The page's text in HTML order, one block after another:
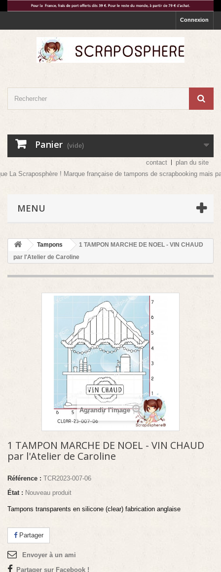
Connexion
Panier (vide)
contact
plan du site
! Marque française de tampons de scrapbooking mais pas
MENU
Tampons
1 TAMPON MARCHE DE NOEL - VIN CHAUD
par l'Atelier de Caroline
Agrandir l'image
1 TAMPON MARCHE DE NOEL - VIN CHAUD
par l'Atelier de Caroline
Référence : TCR2023-007-06
État : Nouveau produit
Tampons transparents en silicone (clear) fabrication anglaise
Partager
Envoyer à un ami
Partager sur Facebook !